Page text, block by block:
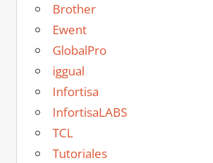
Brother
Ewent
GlobalPro
iggual
Infortisa
InfortisaLABS
TCL
Tutoriales